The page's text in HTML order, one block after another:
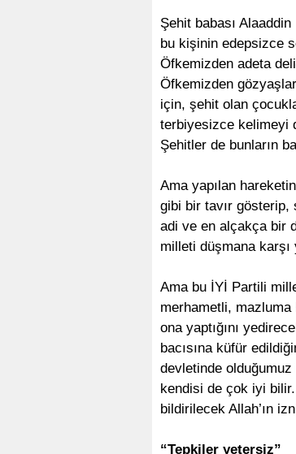
Şehit babası
bu kişinin edepsizce
Öfkemizden adeta
Öfkemizden
için, şehit olan
terbiyesizce kelimeyi
Şehitler de bunların
Ama yapılan
gibi bir tavır gösterip,
adi ve en alçakça bir
milleti düşmana
Ama bu İYİ Partili
merhametli, mazluma
ona yaptığını
bacısına küfür
devletinde
kendisi de çok iyi
bildirilecek Allah’ın
“Tepkiler yetersiz”